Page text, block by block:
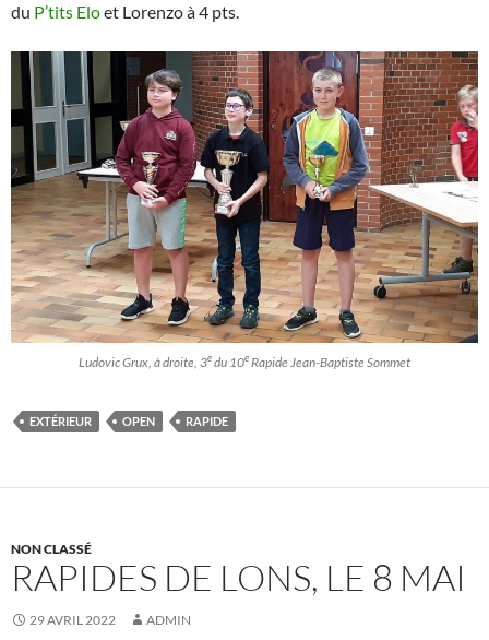
du P’tits Eloet Lorenzo à 4 pts.
Ludovic Grux, à droite, 3edu 10e Rapide Jean-Baptiste Sommet
EXTÉRIEUR OPEN RAPIDE
NON CLASSÉ
RAPIDES DE LONS, LE 8 MAI
29 AVRIL 2022 ADMIN